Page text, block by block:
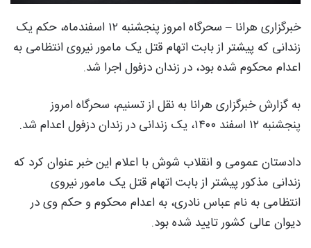
خبرگزاری هرانا – سحرگاه امروز پنجشنبه ۱۲ اسفندماه، حکم یک
زندانی که پیشتر از بابت اتهام قتل یک مامور نیروی انتظامی به
اعدام محکوم شده بود، در زندان دزفول اجرا شد.
به گزارش خبرگزاری هرانا به نقل از تسنیم، سحرگاه امروز
پنجشنبه ۱۲ اسفند ۱۴۰۰، یک زندانی در زندان دزفول اعدام شد.
دادستان عمومی و انقلاب شوش با اعلام این خبر عنوان کرد که
زندانی مذکور پیشتر از بابت اتهام قتل یک مامور نیروی
انتظامی به نام عباس نادری، به اعدام محکوم و حکم وی در
دیوان عالی کشور تایید شده بود.